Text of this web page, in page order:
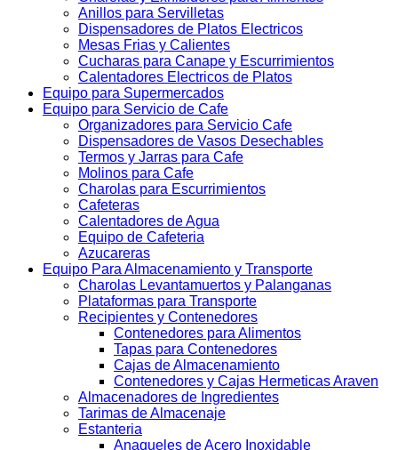
Anillos para Servilletas
Dispensadores de Platos Electricos
Mesas Frias y Calientes
Cucharas para Canape y Escurrimientos
Calentadores Electricos de Platos
Equipo para Supermercados
Equipo para Servicio de Cafe
Organizadores para Servicio Cafe
Dispensadores de Vasos Desechables
Termos y Jarras para Cafe
Molinos para Cafe
Charolas para Escurrimientos
Cafeteras
Calentadores de Agua
Equipo de Cafeteria
Azucareras
Equipo Para Almacenamiento y Transporte
Charolas Levantamuertos y Palanganas
Plataformas para Transporte
Recipientes y Contenedores
Contenedores para Alimentos
Tapas para Contenedores
Cajas de Almacenamiento
Contenedores y Cajas Hermeticas Araven
Almacenadores de Ingredientes
Tarimas de Almacenaje
Estanteria
Anaqueles de Acero Inoxidable